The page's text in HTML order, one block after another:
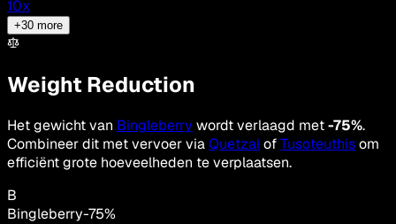
10x
+30 more
Weight Reduction
Het gewicht van Bingleberry wordt verlaagd met-75%.
Combineer dit met vervoer viaQuetzalofTusoteuthisom
efficiënt grote hoeveelheden te verplaatsen.
B
Bingleberry-75%